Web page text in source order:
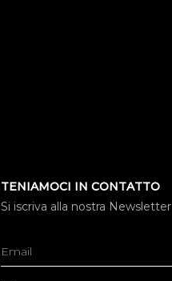
TENIAMOCI IN CONTATTO
Si iscriva alla nostra Newsletter